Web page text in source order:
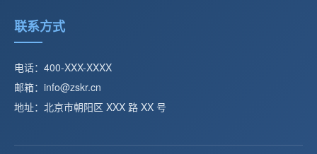
联系方式
电话：400-XXX-XXXX
邮箱：info@zskr.cn
地址：北京市朝阳区 XXX 路 XX 号